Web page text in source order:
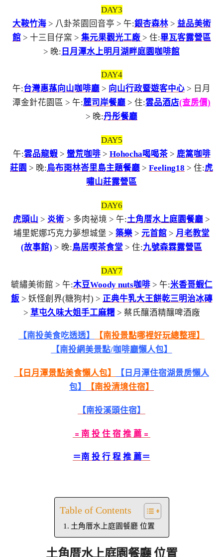
DAY3
大鞍竹海> 八卦茶園回音亭 > 午:銀杏森林> 益品美術
館> 十三目仔窯 > 集元果觀光工廠 > 住:畢瓦客露營區
> 晚: 日月潭水上明月湖畔庭園咖啡館
DAY4
午:台灣惠蓀向山咖啡廳 > 向山行政暨遊客中心 > 日月
潭金針花園區 > 午:麓司岸餐廳 > 住:雲品酒店(查房價)
> 晚:丹彤餐廳
DAY5
午:雲品龍蝦> 蠻荒咖啡> Hohocha喝喝茶> 鹿篙咖啡
莊園 > 晚:烏布雨林峇里島主題餐廳 > Feeling18 > 住:虎
嘯山莊露營區
DAY6
虎頭山 > 炎術 > 多肉祕境 > 午:土角厝水上庭園餐廳 >
埔里妮娜巧克力夢想城堡 > 築樂 > 元首館 > 月老教堂
(故事館) > 晚:鳥居喫茶食堂 > 住:九號森霖露營區
DAY7
毓繡美術館 > 午:木豆Woody nuts咖啡> 午:米香哥蝦仁
飯 > 妖怪創界(糖狗村) > 正典牛乳大王餅乾三明治冰磚
> 草屯久味大姐手工麻糬> 蔡氏釀酒精釀啤酒廠
【南投美食吃透透】
【南投景點哪裡好玩總整理】
【南投網美景點/咖啡廳懶人包】
【日月潭景點美食懶人包】
【日月潭住宿湖景房懶人
包】
【南投清境住宿】
【南投溪頭住宿】
﹦南 投 住 宿 推 薦﹦
＝南 投 行 程 推 薦＝
Table of Contents
土角厝水上庭園餐廳 位置
土角厝水上庭園餐廳 位置